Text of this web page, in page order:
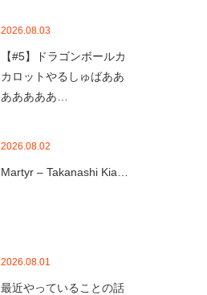
2026.08.03
【#5】ドラゴンボールカ
カロットやるしゅばああ
あああああ…
2026.08.02
Martyr – Takanashi Kia…
2026.08.01
最近やっていることの話